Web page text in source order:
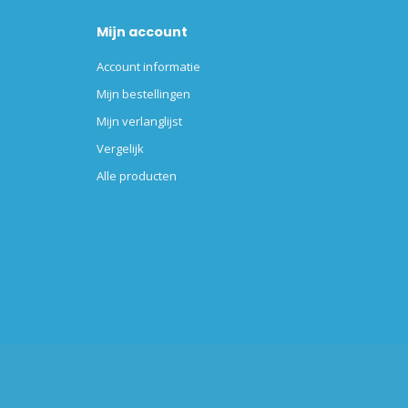
Mijn account
Account informatie
Mijn bestellingen
Mijn verlanglijst
Vergelijk
Alle producten